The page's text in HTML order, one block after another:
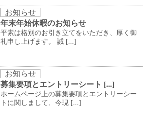
お知らせ
年末年始休暇のお知らせ
平素は格別のお引き立てをいただき、厚く御
礼申し上げます。 誠 [...]
お知らせ
募集要項とエントリーシート [...]
ホームページ上の募集要項とエントリーシー
トに関しまして、今現 [...]